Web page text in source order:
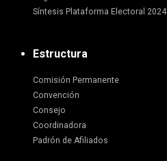
Síntesis Plataforma Electoral 2024
Estructura
Comisión Permanente
Convención
Consejo
Coordinadora
Padrón de Afiliados